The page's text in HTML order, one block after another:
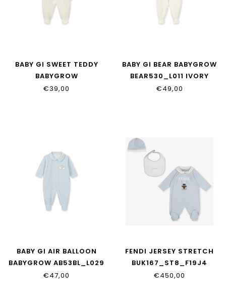
BABY GI SWEET TEDDY
BABYGROW
ST50B_L011.V011 IVORY
€39,00
BABY GI BEAR BABYGROW
BEAR530_L011 IVORY
€49,00
BABY GI AIR BALLOON
BABYGROW AB53BL_L029
PASTEL BLUE
€47,00
FENDI JERSEY STRETCH
BUK167_ST8_F19J4
€450,00